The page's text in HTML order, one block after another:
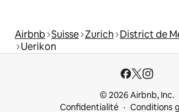
Airbnb Suisse Zurich District de
Uerikon
© 2026 Airbnb, Inc.
Confidentialité
Conditions